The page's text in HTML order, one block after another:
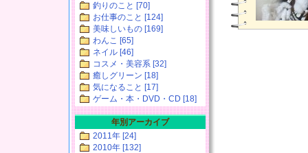
釣りのこと [70]
お仕事のこと [124]
美味しいもの [169]
わんこ [65]
ネイル [46]
コスメ・美容系 [32]
癒しグリーン [18]
気になること [17]
ゲーム・本・DVD・CD [18]
年別アーカイブ
2011年 [24]
2010年 [132]